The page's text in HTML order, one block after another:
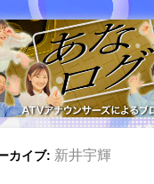
カイブ: 新井宇輝